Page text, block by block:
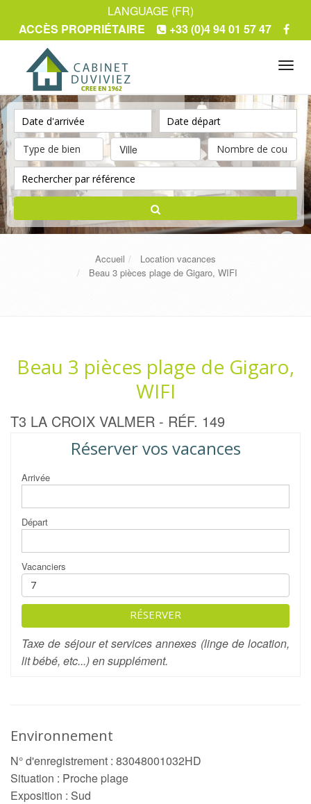
LANGUAGE (FR)
ACCÈS PROPRIÉTAIRE
+33 (0)4 94 01 57 47
Ville
Accueil
Location vacances
Beau 3 pièces plage de Gigaro, WIFI
Beau 3 pièces plage de Gigaro,
WIFI
T3 LA CROIX VALMER - RÉF. 149
Réserver vos vacances
Arrivée
Départ
Vacanciers
RÉSERVER
Taxe de séjour et services annexes (linge de location,
lit bébé, etc...) en supplément.
Environnement
N° d'enregistrement : 83048001032HD
Situation : Proche plage
Exposition : Sud